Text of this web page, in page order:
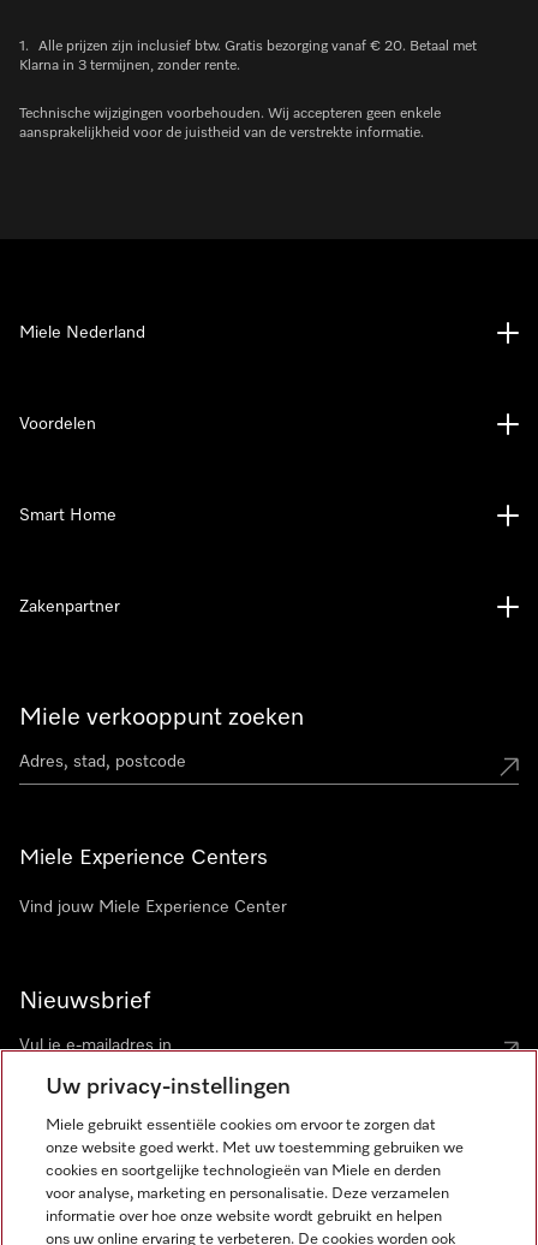
1.
Alle prijzen zijn inclusief btw. Gratis bezorging vanaf € 20. Betaal met
Klarna in 3 termijnen, zonder rente.
Technische wijzigingen voorbehouden. Wij accepteren geen enkele
aansprakelijkheid voor de juistheid van de verstrekte informatie.
Miele verkooppunt zoeken
Miele Experience Centers
Vind jouw Miele Experience Center
Nieuwsbrief
Miele Nederland
Voordelen
Smart Home
Zakenpartner
Miele op Instagram
Miele op Facebook
Miele op Youtube
Uw privacy-instellingen
Miele gebruikt essentiële cookies om ervoor te zorgen dat
onze website goed werkt. Met uw toestemming gebruiken we
cookies en soortgelijke technologieën van Miele en derden
voor analyse, marketing en personalisatie. Deze verzamelen
informatie over hoe onze website wordt gebruikt en helpen
ons uw online ervaring te verbeteren. De cookies worden ook